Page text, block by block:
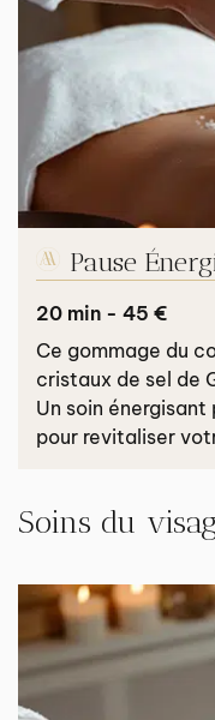
Pause
20 min - 45 €
Ce gommage du
cristaux de sel de
Un soin énergisant
pour revitaliser
Soins du